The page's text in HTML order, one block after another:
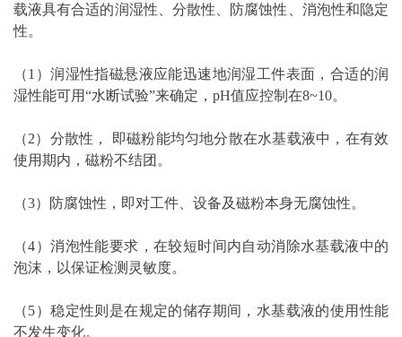
载液具有合适的润湿性、分散性、防腐蚀性、消泡性和隐定
性。
（1）润湿性指磁悬液应能迅速地润湿工件表面，合适的润
湿性能可用“水断试验”来确定，pH值应控制在8~10。
（2）分散性， 即磁粉能均匀地分散在水基载液中，在有效
使用期内，磁粉不结团。
（3）防腐蚀性，即对工件、设备及磁粉本身无腐蚀性。
（4）消泡性能要求，在较短时间内自动消除水基载液中的
泡沫，以保证检测灵敏度。
（5）稳定性则是在规定的储存期间，水基载液的使用性能
不发生变化。